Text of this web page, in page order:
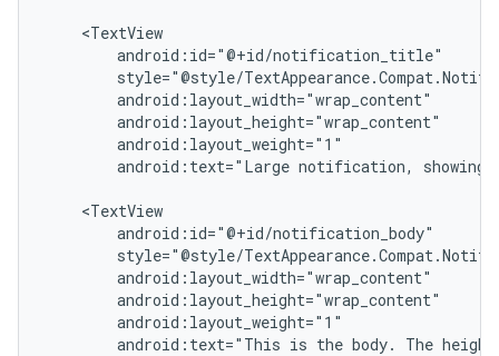
android:text="Large notification, showing
android:text="This is the body. The height